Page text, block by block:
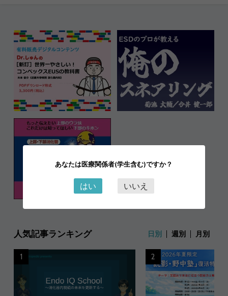
人気記事ランキング 日別 週別 月別
1 2
あなたは医療関係者(学生含む)ですか？
はい いいえ